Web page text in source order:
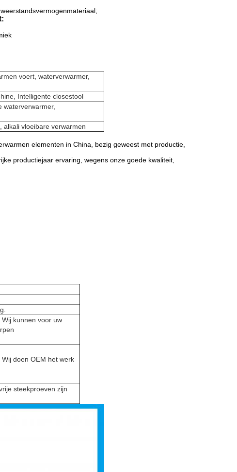
voert, waterverwarmer,
Intelligente closestool
waterverwarmer,
alkali vloeibare verwarmen
elementen in China, bezig geweest met productie,
productiejaar ervaring, wegens onze goede kwaliteit,
kunnen voor uw
doen OEM het werk
steekproeven zijn